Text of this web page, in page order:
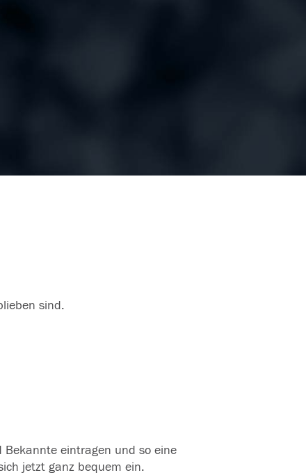
sind.
Bekannte eintragen und so eine
jetzt ganz bequem ein.